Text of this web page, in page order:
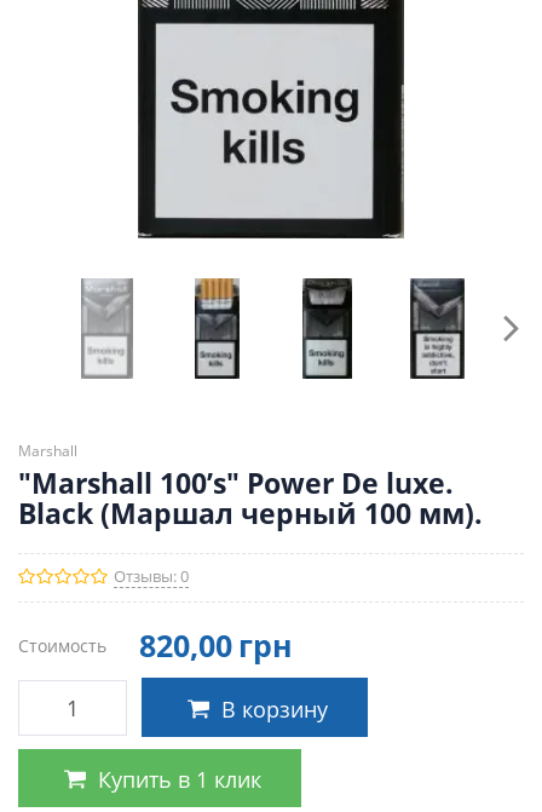
Marshall
"Marshall 100’s" Power De luxe.
Black (Маршал черный 100 мм).
Отзывы: 0
Стоимость 820,00 грн
В корзину
Купить в 1 клик